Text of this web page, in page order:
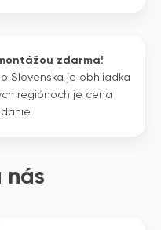
1
175€.
987€.zdarma!
Slovenska je obhliadka
regiónoch je cena
nás